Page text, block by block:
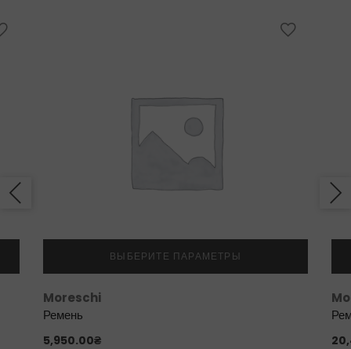
ВЫБЕРИТЕ ПАРАМЕТРЫ
Moreschi
Ремень
5,950.00₴